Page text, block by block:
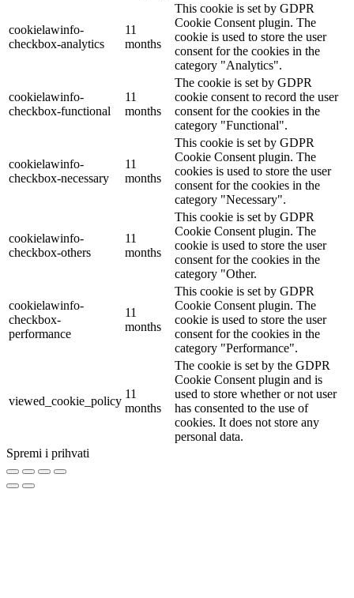
cookielawinfo-
checkbox-analytics
11
months
This cookie is set by GDPR
Cookie Consent plugin. The
cookie is used to store the user
consent for the cookies in the
category "Analytics".
cookielawinfo-
checkbox-functional
11
months
The cookie is set by GDPR
cookie consent to record the user
consent for the cookies in the
category "Functional".
cookielawinfo-
checkbox-necessary
11
months
This cookie is set by GDPR
Cookie Consent plugin. The
cookies is used to store the user
consent for the cookies in the
category "Necessary".
cookielawinfo-
checkbox-others
11
months
This cookie is set by GDPR
Cookie Consent plugin. The
cookie is used to store the user
consent for the cookies in the
category "Other.
cookielawinfo-
checkbox-
performance
11
months
This cookie is set by GDPR
Cookie Consent plugin. The
cookie is used to store the user
consent for the cookies in the
category "Performance".
viewed_cookie_policy
11
months
The cookie is set by the GDPR
Cookie Consent plugin and is
used to store whether or not user
has consented to the use of
cookies. It does not store any
personal data.
Spremi i prihvati